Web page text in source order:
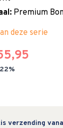
Premium
deze serie
22%
verzending